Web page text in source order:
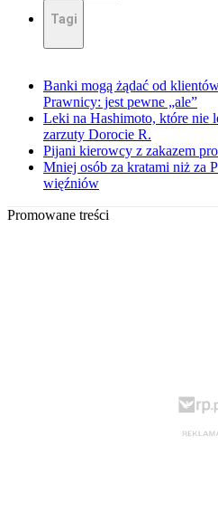
Tagi
Banki mogą żądać od
Prawnicy: jest pewne „ale”
Leki na Hashimoto, które nie
zarzuty Dorocie R.
Pijani kierowcy z zakazem
Mniej osób za kratami niż za
więźniów
Promowane treści